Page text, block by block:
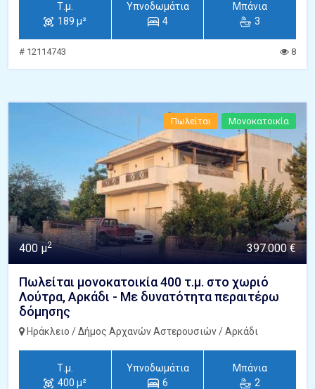
Τ.μ.
189 μ²
Υπνοδωμάτια
4
Μπάνια
3
# 12114743 8
Πωλείται Μονοκατοικία
400 μ2 397.000 €
Πωλείται μονοκατοικία 400 τ.μ. στο χωριό
Λούτρα, Αρκάδι - Με δυνατότητα περαιτέρω
δόμησης
Ηράκλειο / Δήμος Αρχανών Αστερουσιών / Αρκάδι
Τ.μ.
400 μ²
Υπνοδωμάτια
6
Μπάνια
2